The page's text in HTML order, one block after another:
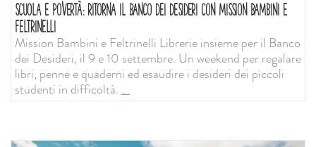
SCUOLA E POVERTÀ: RITORNA IL BANCO DEI DESIDERI CON MISSION BAMBINI E
FELTRINELLI
Mission Bambini e Feltrinelli Librerie insieme per il Banco
dei Desideri, il 9 e 10 settembre. Un weekend per regalare
libri, penne e quaderni ed esaudire i desideri dei piccoli
studenti in difficoltà....